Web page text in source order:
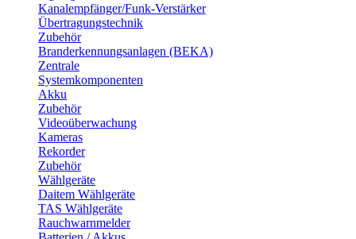
Kanalempfänger/Funk-Verstärker
Übertragungstechnik
Zubehör
Branderkennungsanlagen (BEKA)
Zentrale
Systemkomponenten
Akku
Zubehör
Videoüberwachung
Kameras
Rekorder
Zubehör
Wählgeräte
Daitem Wählgeräte
TAS Wählgeräte
Rauchwarnmelder